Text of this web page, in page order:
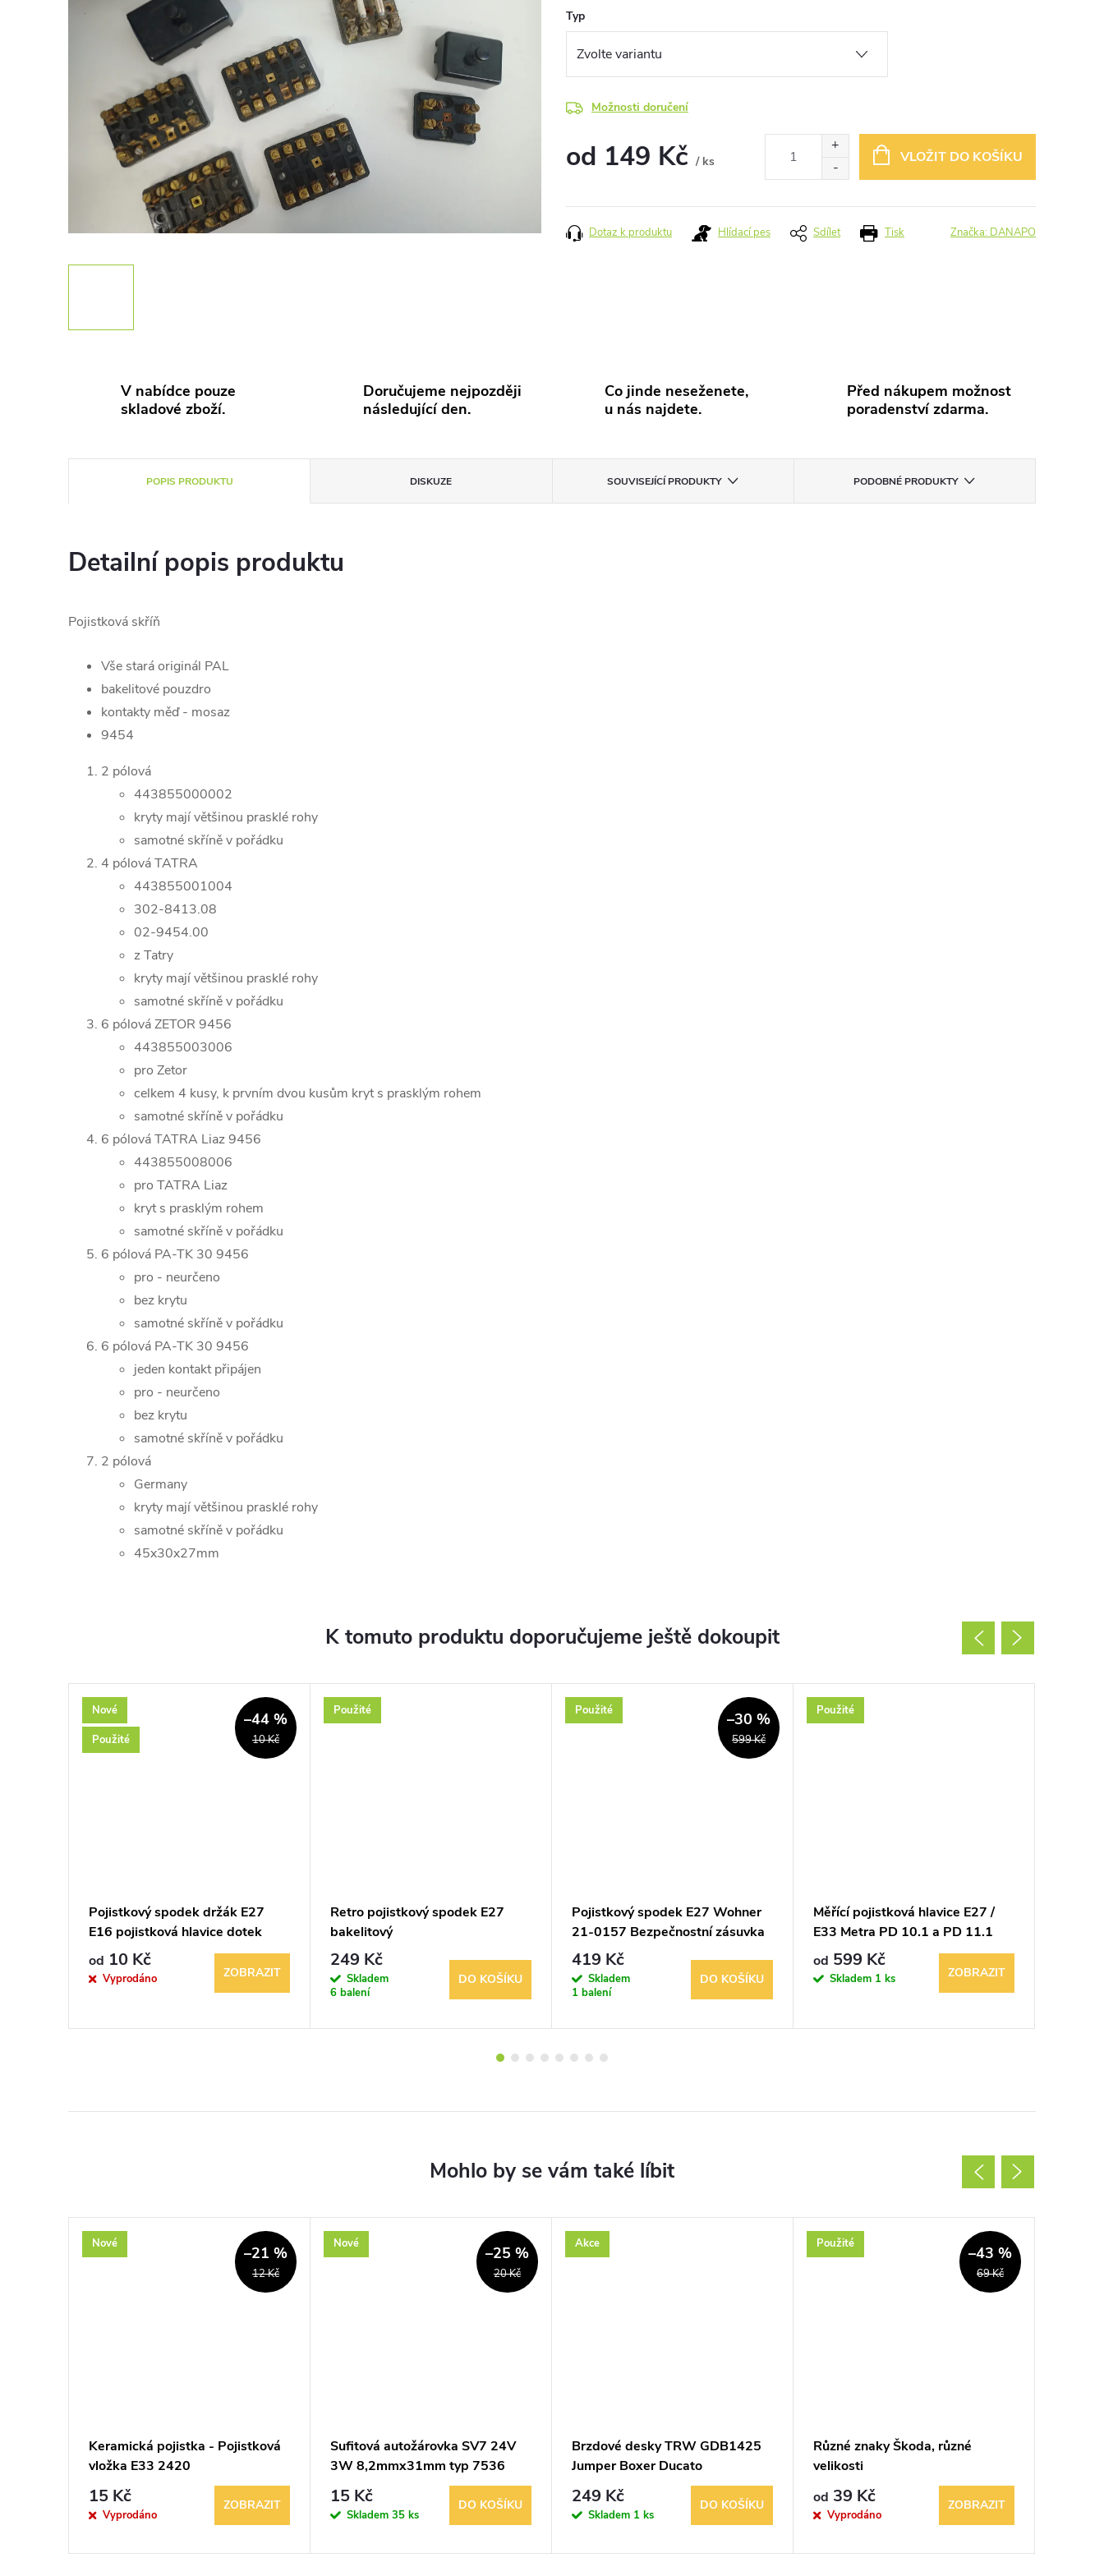
Typ
Možnosti doručení
od 149 Kč / ks
VLOŽIT DO KOŠÍKU
Tisk
Dotaz k produktu Hlídací pes Sdílet Značka: DANAPO
V nabídce pouze
skladové zboží.
Doručujeme nejpozději
následující den.
Co jinde neseženete,
u nás najdete.
Před nákupem možnost
poradenství zdarma.
POPIS PRODUKTU DISKUZE SOUVISEJÍCÍ PRODUKTY PODOBNÉ PRODUKTY
Detailní popis produktu
Pojistková skříň
Vše stará originál PAL
bakelitové pouzdro
kontakty měď - mosaz
9454
2 pólová
443855000002
kryty mají většinou prasklé rohy
samotné skříně v pořádku
4 pólová TATRA
443855001004
302-8413.08
02-9454.00
z Tatry
kryty mají většinou prasklé rohy
samotné skříně v pořádku
6 pólová ZETOR 9456
443855003006
pro Zetor
celkem 4 kusy, k prvním dvou kusům kryt s prasklým rohem
samotné skříně v pořádku
6 pólová TATRA Liaz 9456
443855008006
pro TATRA Liaz
kryt s prasklým rohem
samotné skříně v pořádku
6 pólová PA-TK 30 9456
pro - neurčeno
bez krytu
samotné skříně v pořádku
6 pólová PA-TK 30 9456
jeden kontakt připájen
pro - neurčeno
bez krytu
samotné skříně v pořádku
2 pólová
Germany
kryty mají většinou prasklé rohy
samotné skříně v pořádku
45x30x27mm
K tomuto produktu doporučujeme ještě dokoupit
Nové
Použité
10 Kč
–44 %
Pojistkový spodek držák E27
E16 pojistková hlavice dotek
max. 25A
od 10 Kč
Vyprodáno ZOBRAZIT
Použité
Retro pojistkový spodek E27
bakelitový
249 Kč
Skladem
6 balení
DO KOŠÍKU
Použité
599 Kč
–30 %
Pojistkový spodek E27 Wohner
21-0157 Bezpečnostní zásuvka
s pojistkou, 3 póly
419 Kč
Skladem
1 balení
DO KOŠÍKU
Použité
Měřící pojistková hlavice E27 /
E33 Metra PD 10.1 a PD 11.1
od 599 Kč
Skladem 1 ks ZOBRAZIT
Nové
12 Kč
–21 %
Keramická pojistka - Pojistková
vložka E33 2420
15 Kč
Vyprodáno
ZOBRAZIT
Nové
20 Kč
–25 %
Sufitová autožárovka SV7 24V
3W 8,2mmx31mm typ 7536
15 Kč
Skladem 35 ks
DO KOŠÍKU
Akce
Brzdové desky TRW GDB1425
Jumper Boxer Ducato
249 Kč
Skladem 1 ks
DO KOŠÍKU
Použité
69 Kč
–43 %
Různé znaky Škoda, různé
velikosti
od 39 Kč
Vyprodáno
ZOBRAZIT